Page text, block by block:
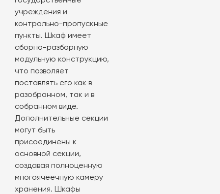
учреждения и
контрольно-пропускные
пункты. Шкаф имеет
сборно-разборную
модульную конструкцию,
что позволяет
поставлять его как в
разобранном, так и в
собранном виде.
Дополнительные секции
могут быть
присоединены к
основной секции,
создавая полноценную
многоячеечную камеру
хранения. Шкафы